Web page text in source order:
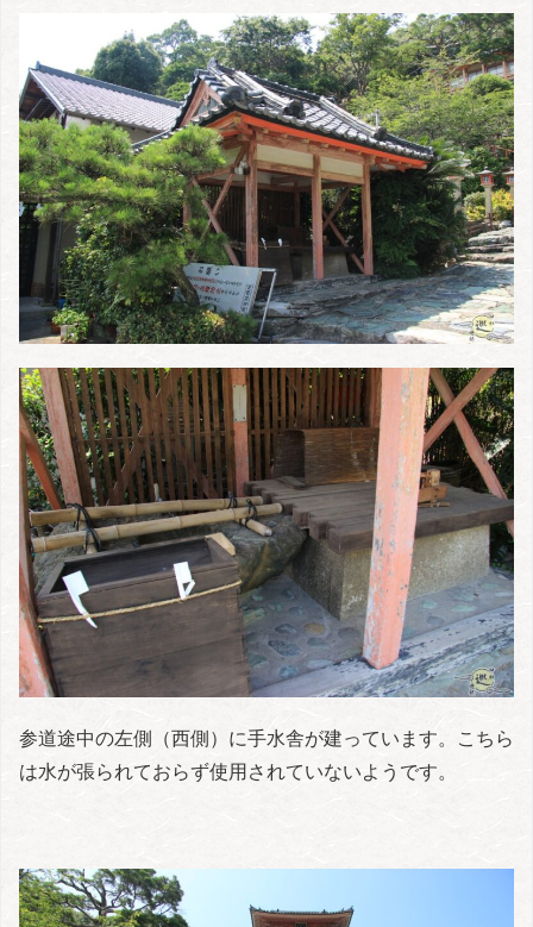
参道途中の左側（西側）に手水舎が建っています。こちら
は水が張られておらず使用されていないようです。